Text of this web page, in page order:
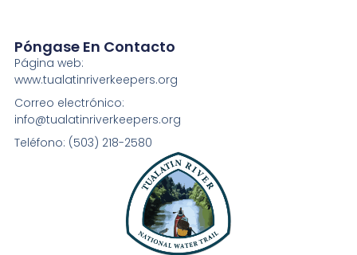
Póngase En Contacto
Página web:
www.tualatinriverkeepers.org
Correo electrónico:
info@tualatinriverkeepers.org
Teléfono: (503) 218-2580